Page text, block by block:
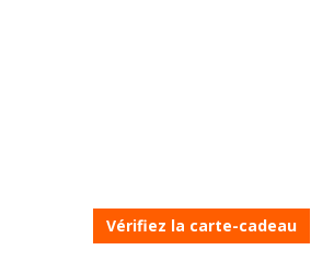
Vérifiez la carte-cadeau